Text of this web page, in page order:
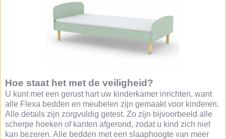
Hoe staat het met de veiligheid?
U kunt met een gerust hart uw kinderkamer inrichten, want
alle Flexa bedden en meubelen zijn gemaakt voor kinderen.
Alle details zijn zorgvuldig getest. Zo zijn bijvoorbeeld alle
scherpe hoeken of kanten afgerond, zodat u kind zich niet
kan bezeren. Alle bedden met een slaaphoogte van meer